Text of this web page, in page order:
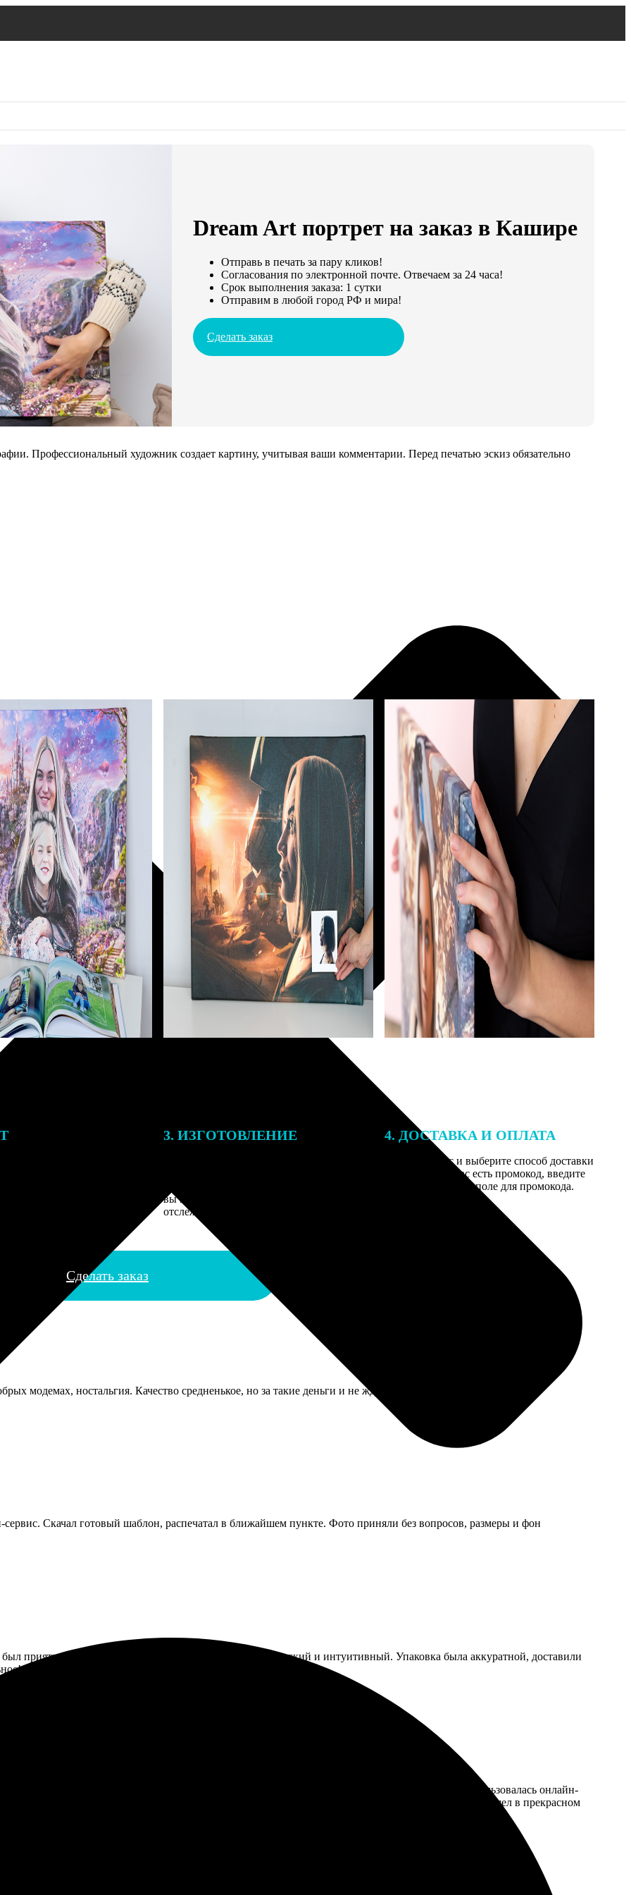
Dream Art портрет на заказ в Кашире
Отправь в печать за пару кликов!
Согласования по электронной почте. Отвечаем за 24 часа!
Срок выполнения заказа: 1 сутки
Отправим в любой город РФ и мира!
Сделать заказ
Профессиональный художник создает картину, учитывая ваши комментарии. Перед печатью эскиз обязательно
3. ИЗГОТОВЛЕНИЕ
вы получите письмо с трек-номером для
отслеживания.
4. ДОСТАВКА И ОПЛАТА
Введите адрес и выберите способ доставки
заказа. Если у вас есть промокод, введите
его в специальное поле для промокода.
Сделать заказ
модемах, ностальгия. Качество средненькое, но за такие деньги и не ждешь шедевра, просто ради веселья
Скачал готовый шаблон, распечатал в ближайшем пункте. Фото приняли без вопросов, размеры и фон
приятно удивлён результатом. Процесс оформления легкий и интуитивный. Упаковка была аккуратной, доставили
портретов. Заказала портрет на заказ. Оформление заказа прошло легко и быстро, воспользовалась онлайн-
и сроках. После оплаты меня сразу проинформировали о статусе заказа, а сам портрет пришел в прекрасном
ничего не повредилось. Профессионально и удобно. Рекомендую друзьям!